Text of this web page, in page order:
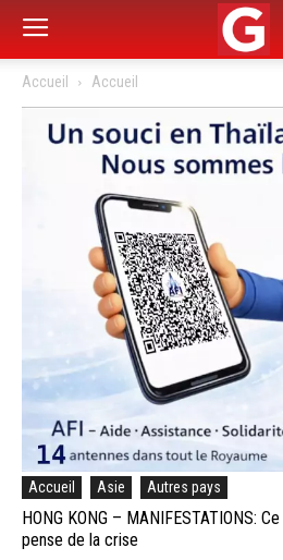
Accueil Accueil
Accueil Asie Autres pays
HONG KONG – MANIFESTATIONS:
pense de la crise